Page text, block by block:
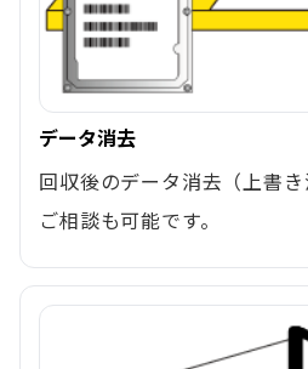
データ消去
回収後のデータ消去（上書
ご相談も可能です。